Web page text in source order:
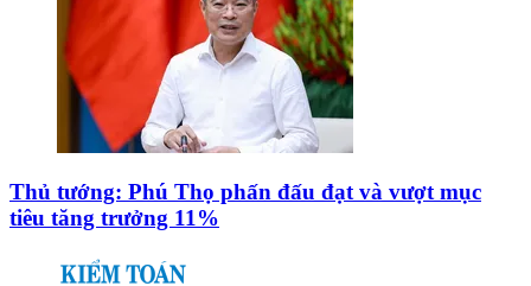
Thủ tướng: Phú Thọ phấn đấu đạt và vượt mục
tiêu tăng trưởng 11%